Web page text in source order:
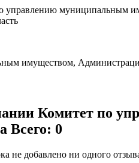
управлению муниципальным
имуществом,
Комитет по
Всего: 0
не добавлено ни одного